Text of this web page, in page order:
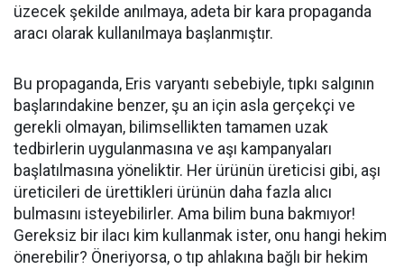
üzecek şekilde anılmaya, adeta bir kara propaganda
aracı olarak kullanılmaya başlanmıştır.
Bu propaganda, Eris varyantı sebebiyle, tıpkı salgının
başlarındakine benzer, şu an için asla gerçekçi ve
gerekli olmayan, bilimsellikten tamamen uzak
tedbirlerin uygulanmasına ve aşı kampanyaları
başlatılmasına yöneliktir. Her ürünün üreticisi gibi, aşı
üreticileri de ürettikleri ürünün daha fazla alıcı
bulmasını isteyebilirler. Ama bilim buna bakmıyor!
Gereksiz bir ilacı kim kullanmak ister, onu hangi hekim
önerebilir? Öneriyorsa, o tıp ahlakına bağlı bir hekim